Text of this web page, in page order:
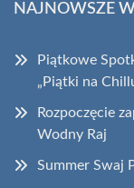
NAJNOWSZE
Piątkowe
„Piątki na
Rozpoczęcie
Wodny Raj
Summer Swaj